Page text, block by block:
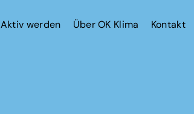
Aktiv werden Über OK Klima Kontakt